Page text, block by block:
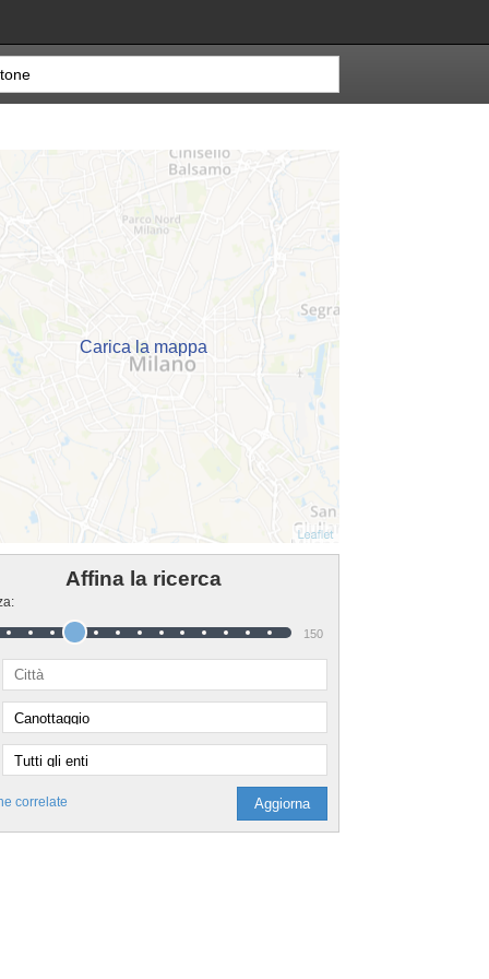
Carica la mappa
Affina la ricerca
150
correlate